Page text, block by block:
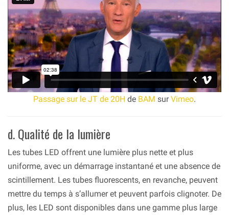
Passage sur le JT de 20H de BAM surVimeo.
d. Qualité de la lumière
Les tubes LED offrent une lumière plus nette et plus
uniforme, avec un démarrage instantané et une absence de
scintillement. Les tubes fluorescents, en revanche, peuvent
mettre du temps à s’allumer et peuvent parfois clignoter. De
plus, les LED sont disponibles dans une gamme plus large